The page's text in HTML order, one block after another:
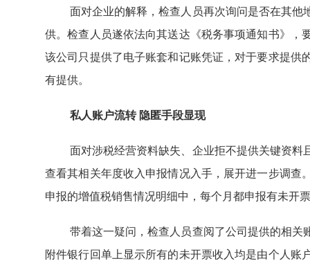
面对企业的解释，检查人员再次询问是否在其
供。检查人员遂依法向其送达《税务事项通知书》，
该公司只提供了电子账套和记账凭证，对于要求提供
有提供。
私人账户流转 隐匿手段显现
面对涉税经营资料缺失、企业拒不提供关键资
查看其相关年度收入申报情况入手，展开进一步调查
申报的增值税销售情况明细中，每个月都申报有未开
带着这一疑问，检查人员查阅了公司提供的相
附件银行回单上显示所有的未开票收入均是由个人